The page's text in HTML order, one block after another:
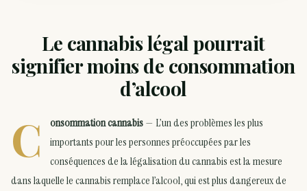
Le cannabis légal pourrait
signifier moins de consommation
d’alcool
C onsommation cannabis— L’un des problèmes les plus
importants pour les personnes préoccupées par les
conséquences de la légalisation du cannabis est la mesure
dans laquelle le cannabis remplace l’alcool, qui est plus dangereux de